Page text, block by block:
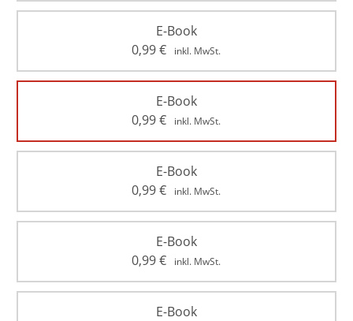
E-Book
0,99€ inkl. MwSt.
E-Book
0,99€ inkl. MwSt.
E-Book
0,99€ inkl. MwSt.
E-Book
0,99€ inkl. MwSt.
E-Book